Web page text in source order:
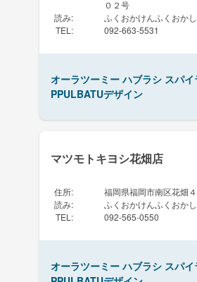
０２号
読み:
ふくおかけんふくおか
TEL : 092-663-5531
オーラツーミー ハブラシ スパ
PPULBATUデザイン
マツモトキヨシ花畑店
住所:
福岡県福岡市南区花畑
読み:
ふくおかけんふくおか
TEL : 092-565-0550
オーラツーミー ハブラシ スパ